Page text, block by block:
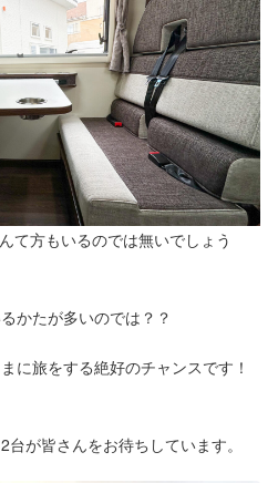
て方もいるのでは無いでしょう
かたが多いのでは？？
に旅をする絶好のチャンスです！
が皆さんをお待ちしています。